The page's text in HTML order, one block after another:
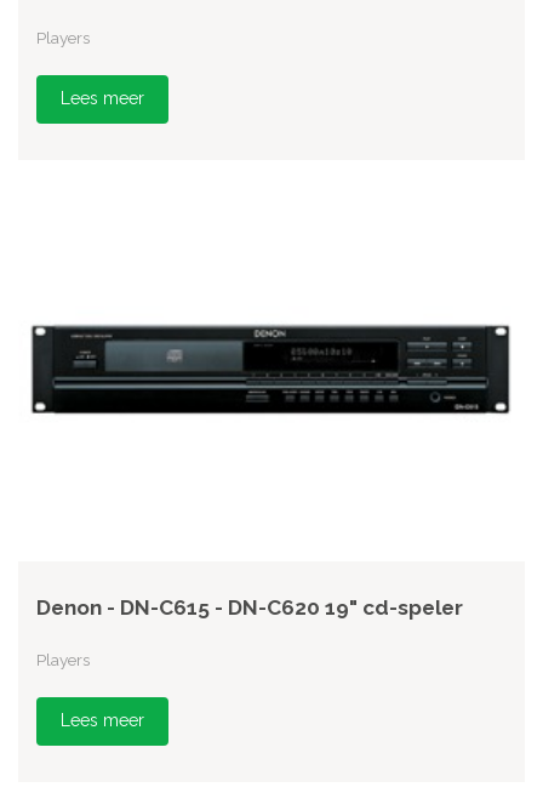
Players
Lees meer
Denon - DN-C615 - DN-C620 19" cd-speler
Players
Lees meer